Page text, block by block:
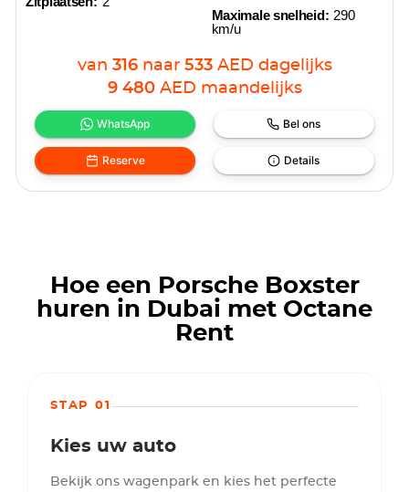
Maximale snelheid: 290
km/u
van 316 naar 533 AED dagelijks
9 480 AED maandelijks
WhatsApp Bel ons
Reserve Details
Hoe een Porsche Boxster
huren in Dubai met Octane
Rent
STAP 01
Kies uw auto
Bekijk ons wagenpark en kies het perfecte